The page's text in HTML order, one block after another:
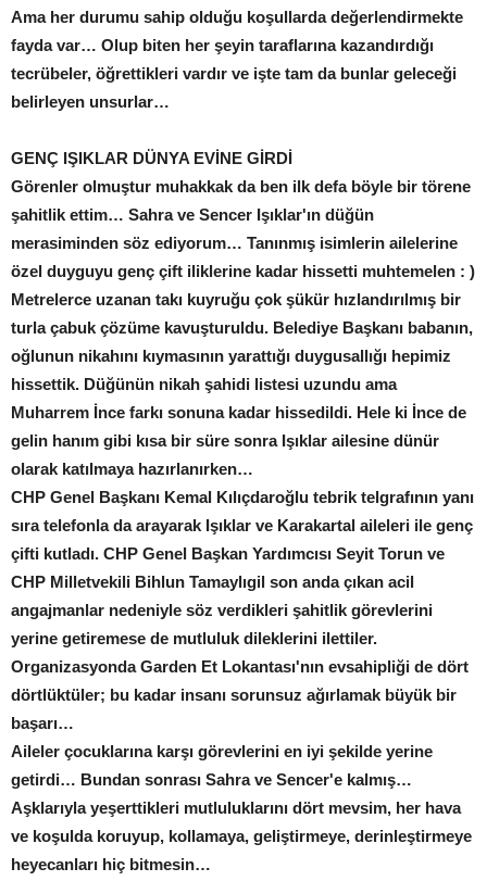
Ama her durumu sahip olduğu koşullarda değerlendirmekte
fayda var… Olup biten her şeyin taraflarına kazandırdığı
tecrübeler, öğrettikleri vardır ve işte tam da bunlar geleceği
belirleyen unsurlar…
GENÇ IŞIKLAR DÜNYA EVİNE GİRDİ
Görenler olmuştur muhakkak da ben ilk defa böyle bir törene
şahitlik ettim… Sahra ve Sencer Işıklar'ın düğün
merasiminden söz ediyorum… Tanınmış isimlerin ailelerine
özel duyguyu genç çift iliklerine kadar hissetti muhtemelen : )
Metrelerce uzanan takı kuyruğu çok şükür hızlandırılmış bir
turla çabuk çözüme kavuşturuldu. Belediye Başkanı babanın,
oğlunun nikahını kıymasının yarattığı duygusallığı hepimiz
hissettik. Düğünün nikah şahidi listesi uzundu ama
Muharrem İnce farkı sonuna kadar hissedildi. Hele ki İnce de
gelin hanım gibi kısa bir süre sonra Işıklar ailesine dünür
olarak katılmaya hazırlanırken…
CHP Genel Başkanı Kemal Kılıçdaroğlu tebrik telgrafının yanı
sıra telefonla da arayarak Işıklar ve Karakartal aileleri ile genç
çifti kutladı. CHP Genel Başkan Yardımcısı Seyit Torun ve
CHP Milletvekili Bihlun Tamaylıgil son anda çıkan acil
angajmanlar nedeniyle söz verdikleri şahitlik görevlerini
yerine getiremese de mutluluk dileklerini ilettiler.
Organizasyonda Garden Et Lokantası'nın evsahipliği de dört
dörtlüktüler; bu kadar insanı sorunsuz ağırlamak büyük bir
başarı…
Aileler çocuklarına karşı görevlerini en iyi şekilde yerine
getirdi… Bundan sonrası Sahra ve Sencer'e kalmış…
Aşklarıyla yeşerttikleri mutluluklarını dört mevsim, her hava
ve koşulda koruyup, kollamaya, geliştirmeye, derinleştirmeye
heyecanları hiç bitmesin…